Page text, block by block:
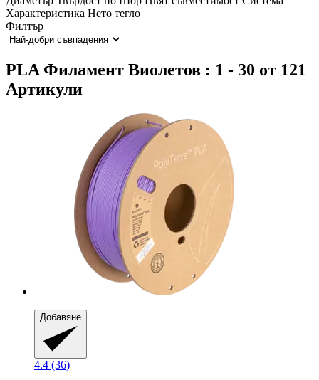
Характеристика Нето тегло
Филтър
PLA Филамент Виолетов : 1 - 30 от 121
Артикули
Добавяне
4.4 (36)